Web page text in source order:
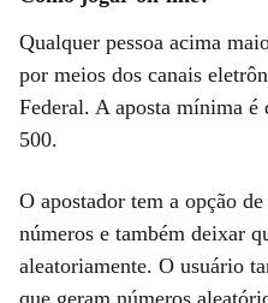
Qualquer pessoa acima
por meios dos canais
Federal. A aposta mínima
500.
O apostador tem a opção
números e também deixar
aleatoriamente. O usuário
que geram números